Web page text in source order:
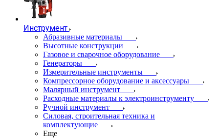
Инструмент
Абразивные материалы
Высотные конструкции
Газовое и сварочное оборудование
Генераторы
Измерительные инструменты
Компрессорное оборудование и аксессуары
Малярный инструмент
Расходные материалы к электроинструменту
Ручной инструмент
Силовая, строительная техника и
комплектующие
Еще